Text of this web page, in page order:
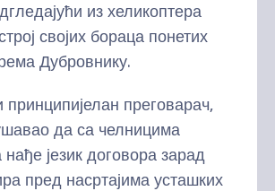
из хеликоптера
својих бораца понетих
Дубровнику.
преговарач,
да са челницима
језик договора зарад
пред насртајима усташких